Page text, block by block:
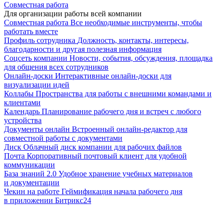
Совместная работа
Для организации работы всей компании
Совместная работа Все необходимые инструменты, чтобы
работать вместе
Профиль сотрудника Должность, контакты, интересы,
благодарности и другая полезная информация
Соцсеть компании Новости, события, обсуждения, площадка
для общения всех сотрудников
Онлайн-доски Интерактивные онлайн-доски для
визуализации идей
Коллабы Пространства для работы с внешними командами и
клиентами
Календарь Планирование рабочего дня и встреч с любого
устройства
Документы онлайн Встроенный онлайн-редактор для
совместной работы с документами
Диск Облачный диск компании для рабочих файлов
Почта Корпоративный почтовый клиент для удобной
коммуникации
База знаний 2.0 Удобное хранение учебных материалов
и документации
Чекин на работе Геймификация начала рабочего дня
в приложении Битрикс24